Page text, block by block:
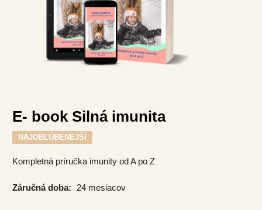
E- book Silná imunita
NAJOBĽÚBENEJŠÍ
Kompletná príručka imunity od A po Z
Záručná doba: 24 mesiacov